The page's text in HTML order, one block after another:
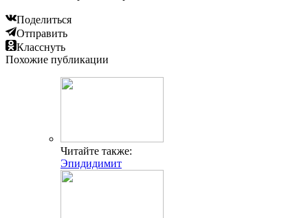
Поделиться
Отправить
Класснуть
Похожие публикации
Читайте также:
Эпидидимит